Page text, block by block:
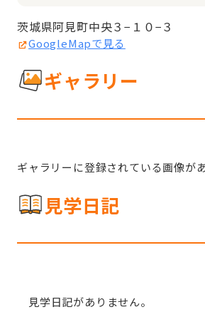
茨城県阿見町中央３−１０−３
GoogleMapで見る
ギャラリー
ギャラリーに登録されている画像が
見学日記
見学日記がありません。